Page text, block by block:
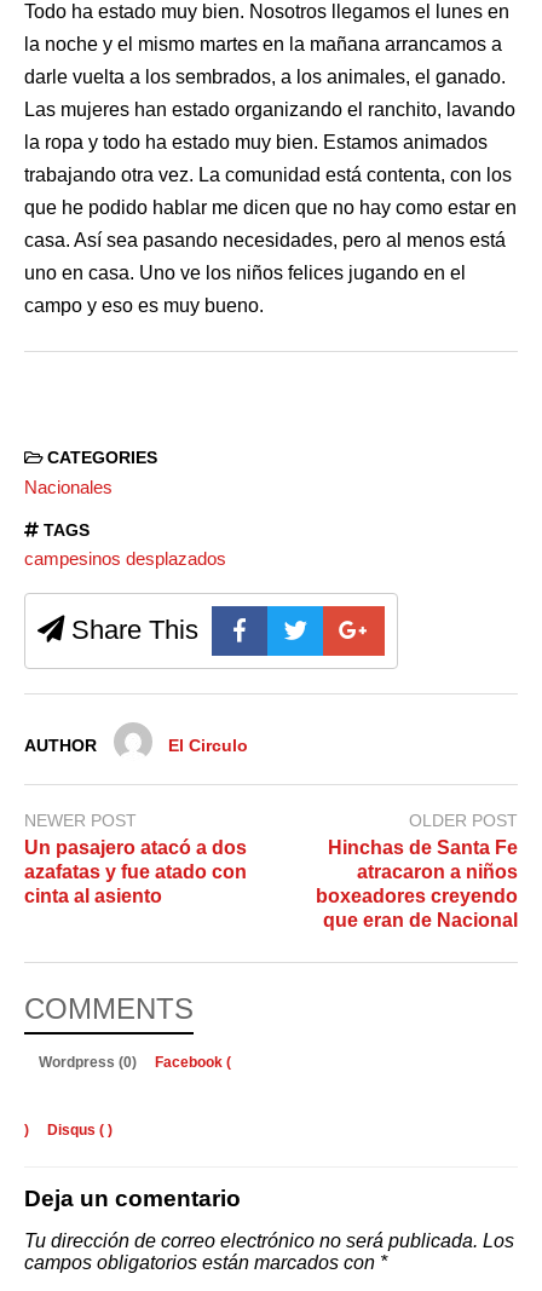
Todo ha estado muy bien. Nosotros llegamos el lunes en
la noche y el mismo martes en la mañana arrancamos a
darle vuelta a los sembrados, a los animales, el ganado.
Las mujeres han estado organizando el ranchito, lavando
la ropa y todo ha estado muy bien. Estamos animados
trabajando otra vez. La comunidad está contenta, con los
que he podido hablar me dicen que no hay como estar en
casa. Así sea pasando necesidades, pero al menos está
uno en casa. Uno ve los niños felices jugando en el
campo y eso es muy bueno.
CATEGORIES
Nacionales
TAGS
campesinos desplazados
Share This
AUTHOR El Circulo
NEWER POST
Un pasajero atacó a dos
azafatas y fue atado con
cinta al asiento
OLDER POST
Hinchas de Santa Fe
atracaron a niños
boxeadores creyendo
que eran de Nacional
COMMENTS
Wordpress (0) Facebook (
) Disqus ( )
Deja un comentario
Tu dirección de correo electrónico no será publicada. Los
campos obligatorios están marcados con *